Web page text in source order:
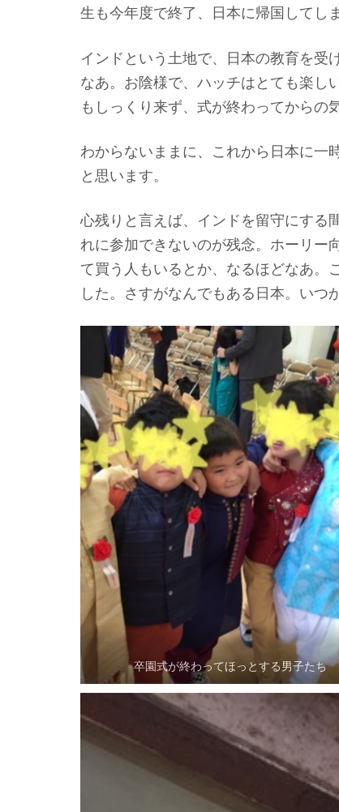
生も今年度で終了、日本に帰国してし
インドという土地で、日本の教育を受
なあ。お陰様で、ハッチはとても楽し
もしっくり来ず、式が終わってからの
わからないままに、これから日本に一
と思います。
心残りと言えば、インドを留守にする
れに参加できないのが残念。ホーリー
て買う人もいるとか、なるほどなあ。
した。さすがなんでもある日本。いつ
卒園式が終わってほっとする男子たち